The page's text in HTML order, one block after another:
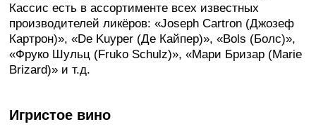
Кассис есть в ассортименте всех известных
производителей ликёров: «Joseph Cartron (Джозеф
Картрон)», «De Kuyper (Де Кайпер)», «Bols (Болс)»,
«Фруко Шульц (Fruko Schulz)», «Мари Бризар (Marie
Brizard)» и т.д.
Игристое вино